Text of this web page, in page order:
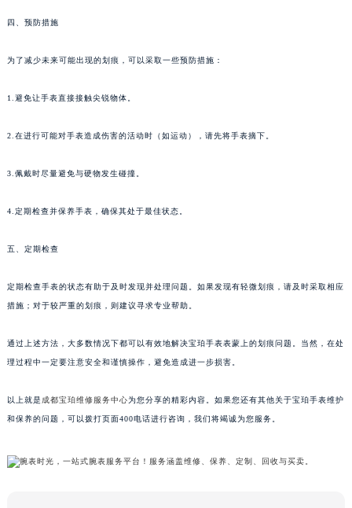
四、预防措施
为了减少未来可能出现的划痕，可以采取一些预防措施：
1.避免让手表直接接触尖锐物体。
2.在进行可能对手表造成伤害的活动时（如运动），请先将手表摘下。
3.佩戴时尽量避免与硬物发生碰撞。
4.定期检查并保养手表，确保其处于最佳状态。
五、定期检查
定期检查手表的状态有助于及时发现并处理问题。如果发现有轻微划痕，请及时采取相应
措施；对于较严重的划痕，则建议寻求专业帮助。
通过上述方法，大多数情况下都可以有效地解决宝珀手表表蒙上的划痕问题。当然，在处
理过程中一定要注意安全和谨慎操作，避免造成进一步损害。
以上就是 成都宝珀维修服务中心为您分享的精彩内容。如果您还有其他关于宝珀手表维护
和保养的问题，可以拨打页面400电话进行咨询，我们将竭诚为您服务。